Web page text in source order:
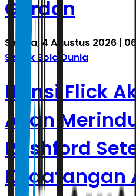
Gordon
Selasa, 4 Agustus 2026 |
Sepak Bola Dunia
Hansi Flick
Akan
Rashford
Kedatangan